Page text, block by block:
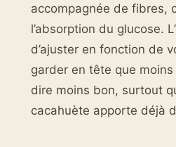
accompagnée de fibres,
l’absorption du glucose.
d’ajuster en fonction de
garder en tête que
dire moins bon, surtout
cacahuète apporte déjà